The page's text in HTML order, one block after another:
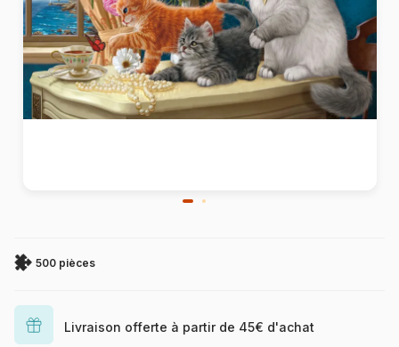
500 pièces
Livraison offerte à partir de 45€ d'achat